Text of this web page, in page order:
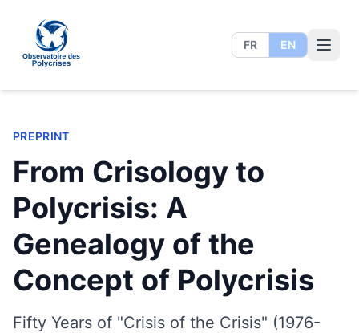
Polycrisis Observatory
FR EN
PREPRINT
From Crisology to
Polycrisis: A
Genealogy of the
Concept of Polycrisis
Fifty Years of "Crisis of the Crisis" (1976-